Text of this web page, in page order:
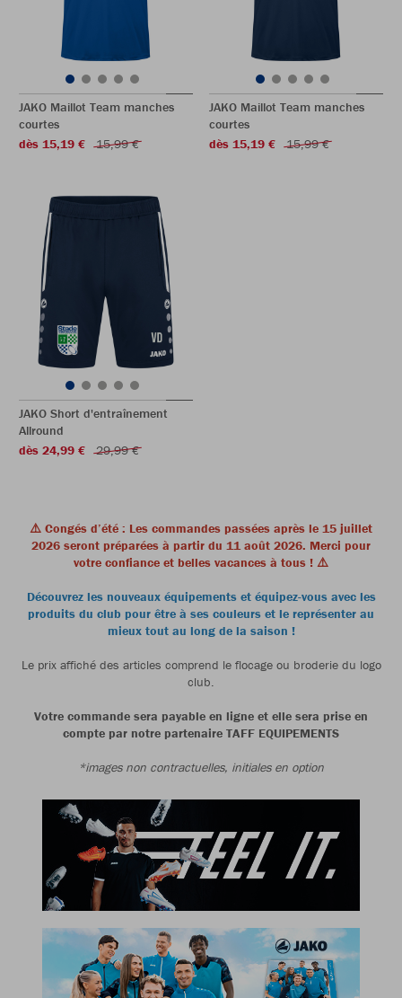
JAKO Maillot Team manches
courtes
dès 15,19 €
15,99 €
JAKO Maillot Team manches
courtes
dès 15,19 €
15,99 €
JAKO Short d'entraînement
Allround
dès 24,99 €
29,99 €
⚠️ Congés d’été : Les commandes passées après le 15 juillet
2026 seront préparées à partir du 11 août 2026. Merci pour
votre confiance et belles vacances à tous ! ⚠️
Découvrez les nouveaux équipements et équipez-vous avec les
produits du club pour être à ses couleurs et le représenter au
mieux tout au long de la saison !
Le prix affiché des articles comprend le flocage ou broderie du logo
club.
Votre commande sera payable en ligne et elle sera prise en
compte par notre partenaire TAFF EQUIPEMENTS
*images non contractuelles, initiales en option